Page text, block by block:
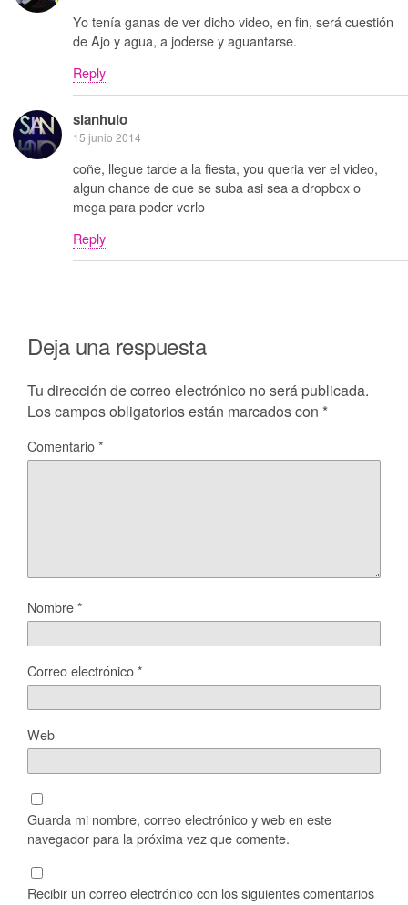
Yo tenía ganas de ver dicho video, en fin, será cuestión
de Ajo y agua, a joderse y aguantarse.
Reply
sianhulo
15 junio 2014
coñe, llegue tarde a la fiesta, you queria ver el video,
algun chance de que se suba asi sea a dropbox o
mega para poder verlo
Reply
Deja una respuesta
Tu dirección de correo electrónico no será publicada.
Los campos obligatorios están marcados con *
Comentario*
Nombre*
Correo electrónico*
Web
Guarda mi nombre, correo electrónico y web en este
navegador para la próxima vez que comente.
Recibir un correo electrónico con los siguientes comentarios